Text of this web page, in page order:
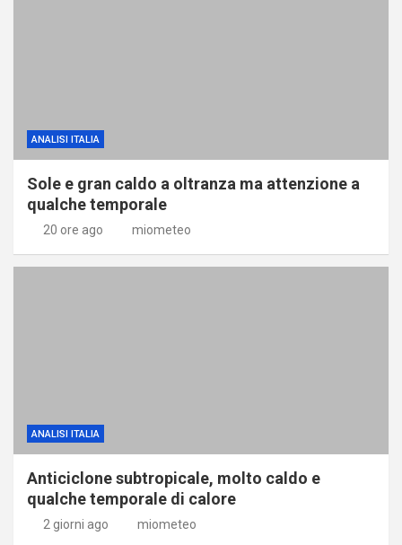
ANALISI ITALIA
Sole e gran caldo a oltranza ma attenzione a
qualche temporale
20 ore ago miometeo
ANALISI ITALIA
Anticiclone subtropicale, molto caldo e
qualche temporale di calore
2 giorni ago miometeo